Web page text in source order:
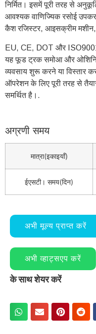
निर्मित। इसमें पूरी तरह से
आवश्यक वाणिज्यिक रसोई
कैश रजिस्टर, आइसक्रीम
EU, CE, DOT और ISO9001
यह फूड ट्रक समोआ और
व्यवसाय शुरू करने या विस्तार
ऑपरेशन के लिए पूरी तरह से
समर्थित है।.
अग्रणी समय
मात्रा(इकाइयाँ)
ईएसटी। समय(दिन)
अभी मूल्य प्राप्त करें
अभी व्हाट्सएप करें
के साथ शेयर करें